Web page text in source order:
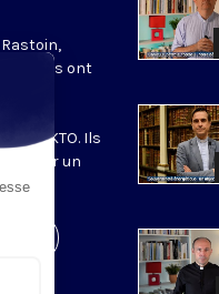
ils ont
à
de KTO. Ils
vue sur un